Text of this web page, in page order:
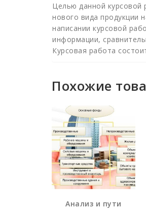
Целью данной курсовой
нового вида продукции
написании курсовой
информации,
Курсовая работа
Похожие
Анализ и пути